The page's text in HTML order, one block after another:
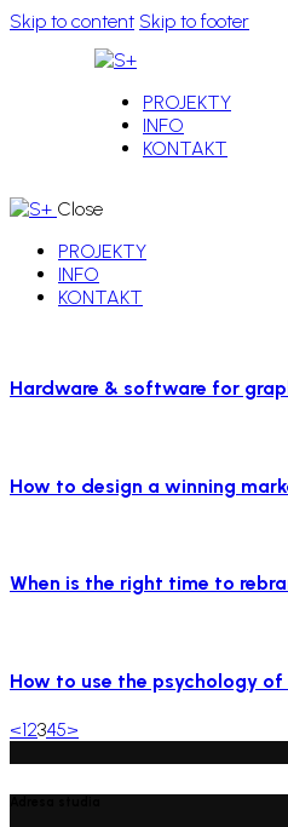
Skip to content Skip to footer
PROJEKTY
INFO
KONTAKT
Close
PROJEKTY
INFO
KONTAKT
Hardware & software for
How to design a winning
When is the right time to
How to use the psychology
Posts
pagination
<Page
1Page
2Page
3Page
4Page
5>